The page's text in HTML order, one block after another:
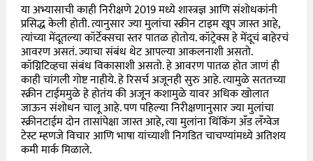
या अभ्यासाची काही निरीक्षणे 2019 मध्ये शास्त्रज्ञ आणि संशोधकांनी
प्रसिद्ध केली होती. त्यानुसार ज्या मुलांचा स्क्रीन टाइम खूप जास्त आहे,
त्यांच्या मेंदूतल्या कॉर्टेक्सचा स्तर पातळ होतोय. कॉट्रेक्स हे मेंदूचं बाहेरचं
आवरण असतं. ज्याचा संबंध थेट आपल्या आकलनाशी असतो.
कॉग्निटिव्हचा संबंध विकासाशी असतो. हे आवरण पातळ होत जाणं ही
काही चांगली गोष्ट नाहीये. हे रिसर्च अजूनही सुरु आहे. त्यामुळे सततच्या
स्क्रीन टाईममुळे हे होतंय की अजून कशामुळे यावर अधिक खोलात
जाऊन संशोधन चालू आहे. पण पहिल्या निरीक्षणानुसार ज्या मुलांचा
स्क्रीनटाईम दोन तासांपेक्षा जास्त आहे, त्या मुलांना थिंकिंग अँड लँग्वेज
टेस्ट म्हणजे विचार आणि भाषा यांच्याशी निगडित चाचण्यांमध्ये अतिशय
कमी मार्क मिळाले.